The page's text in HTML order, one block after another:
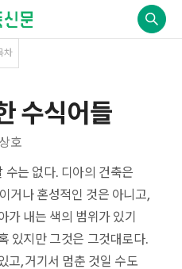
차
수식어들
호
수는 없다. 디아의 건축은
거나 혼성적인 것은 아니고,
가 내는 색의 범위가 있기
있지만 그것은 그것대로다.
고, 거기서 멈춘 것일 수도